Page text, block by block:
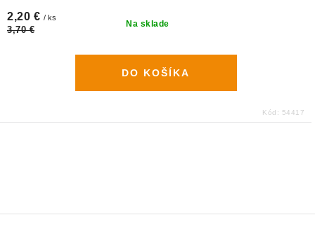
Na sklade
2,20 € / ks
3,70 €
DO KOŠÍKA
Kód: 54417
á